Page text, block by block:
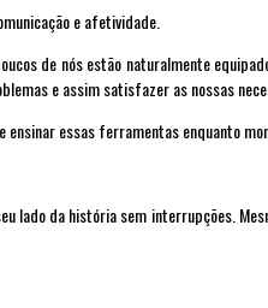
e afetividade.
de nós estão naturalmente
e assim satisfazer as nossas
essas ferramentas enquanto
da história sem interrupções.